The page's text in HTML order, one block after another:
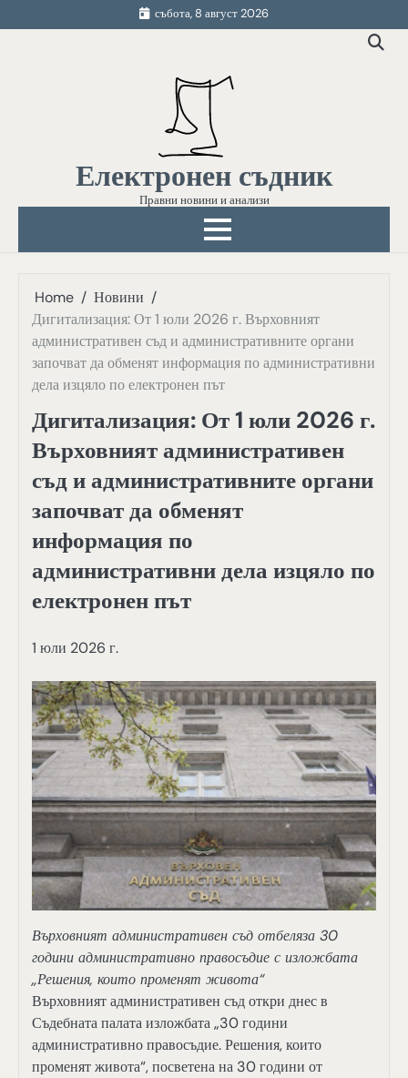
to
събота, 8 август 2026
Електронен съдник
Правни новини и анализи
Home
Новини
Дигитализация: От 1 юли 2026 г. Върховният
административен съд и административните органи
започват да обменят информация по административни
дела изцяло по електронен път
Дигитализация: От 1 юли 2026 г.
Върховният административен
съд и административните органи
започват да обменят
информация по
административни дела изцяло по
електронен път
1 юли 2026 г.
Върховният административен съд отбеляза 30
години административно правосъдие с изложбата
„Решения, които променят живота“
Върховният административен съд откри днес в
Съдебната палата изложбата „30 години
административно правосъдие. Решения, които
променят живота“, посветена на 30 години от